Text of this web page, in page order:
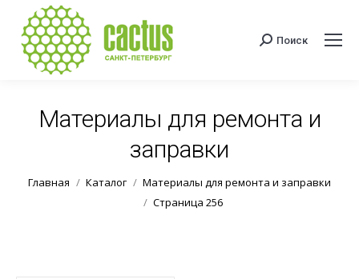
Поиск:
Поиск
Материалы для ремонта и
заправки
Вы здесь:
Главная Каталог
Материалы для ремонта и заправки
Страница 256